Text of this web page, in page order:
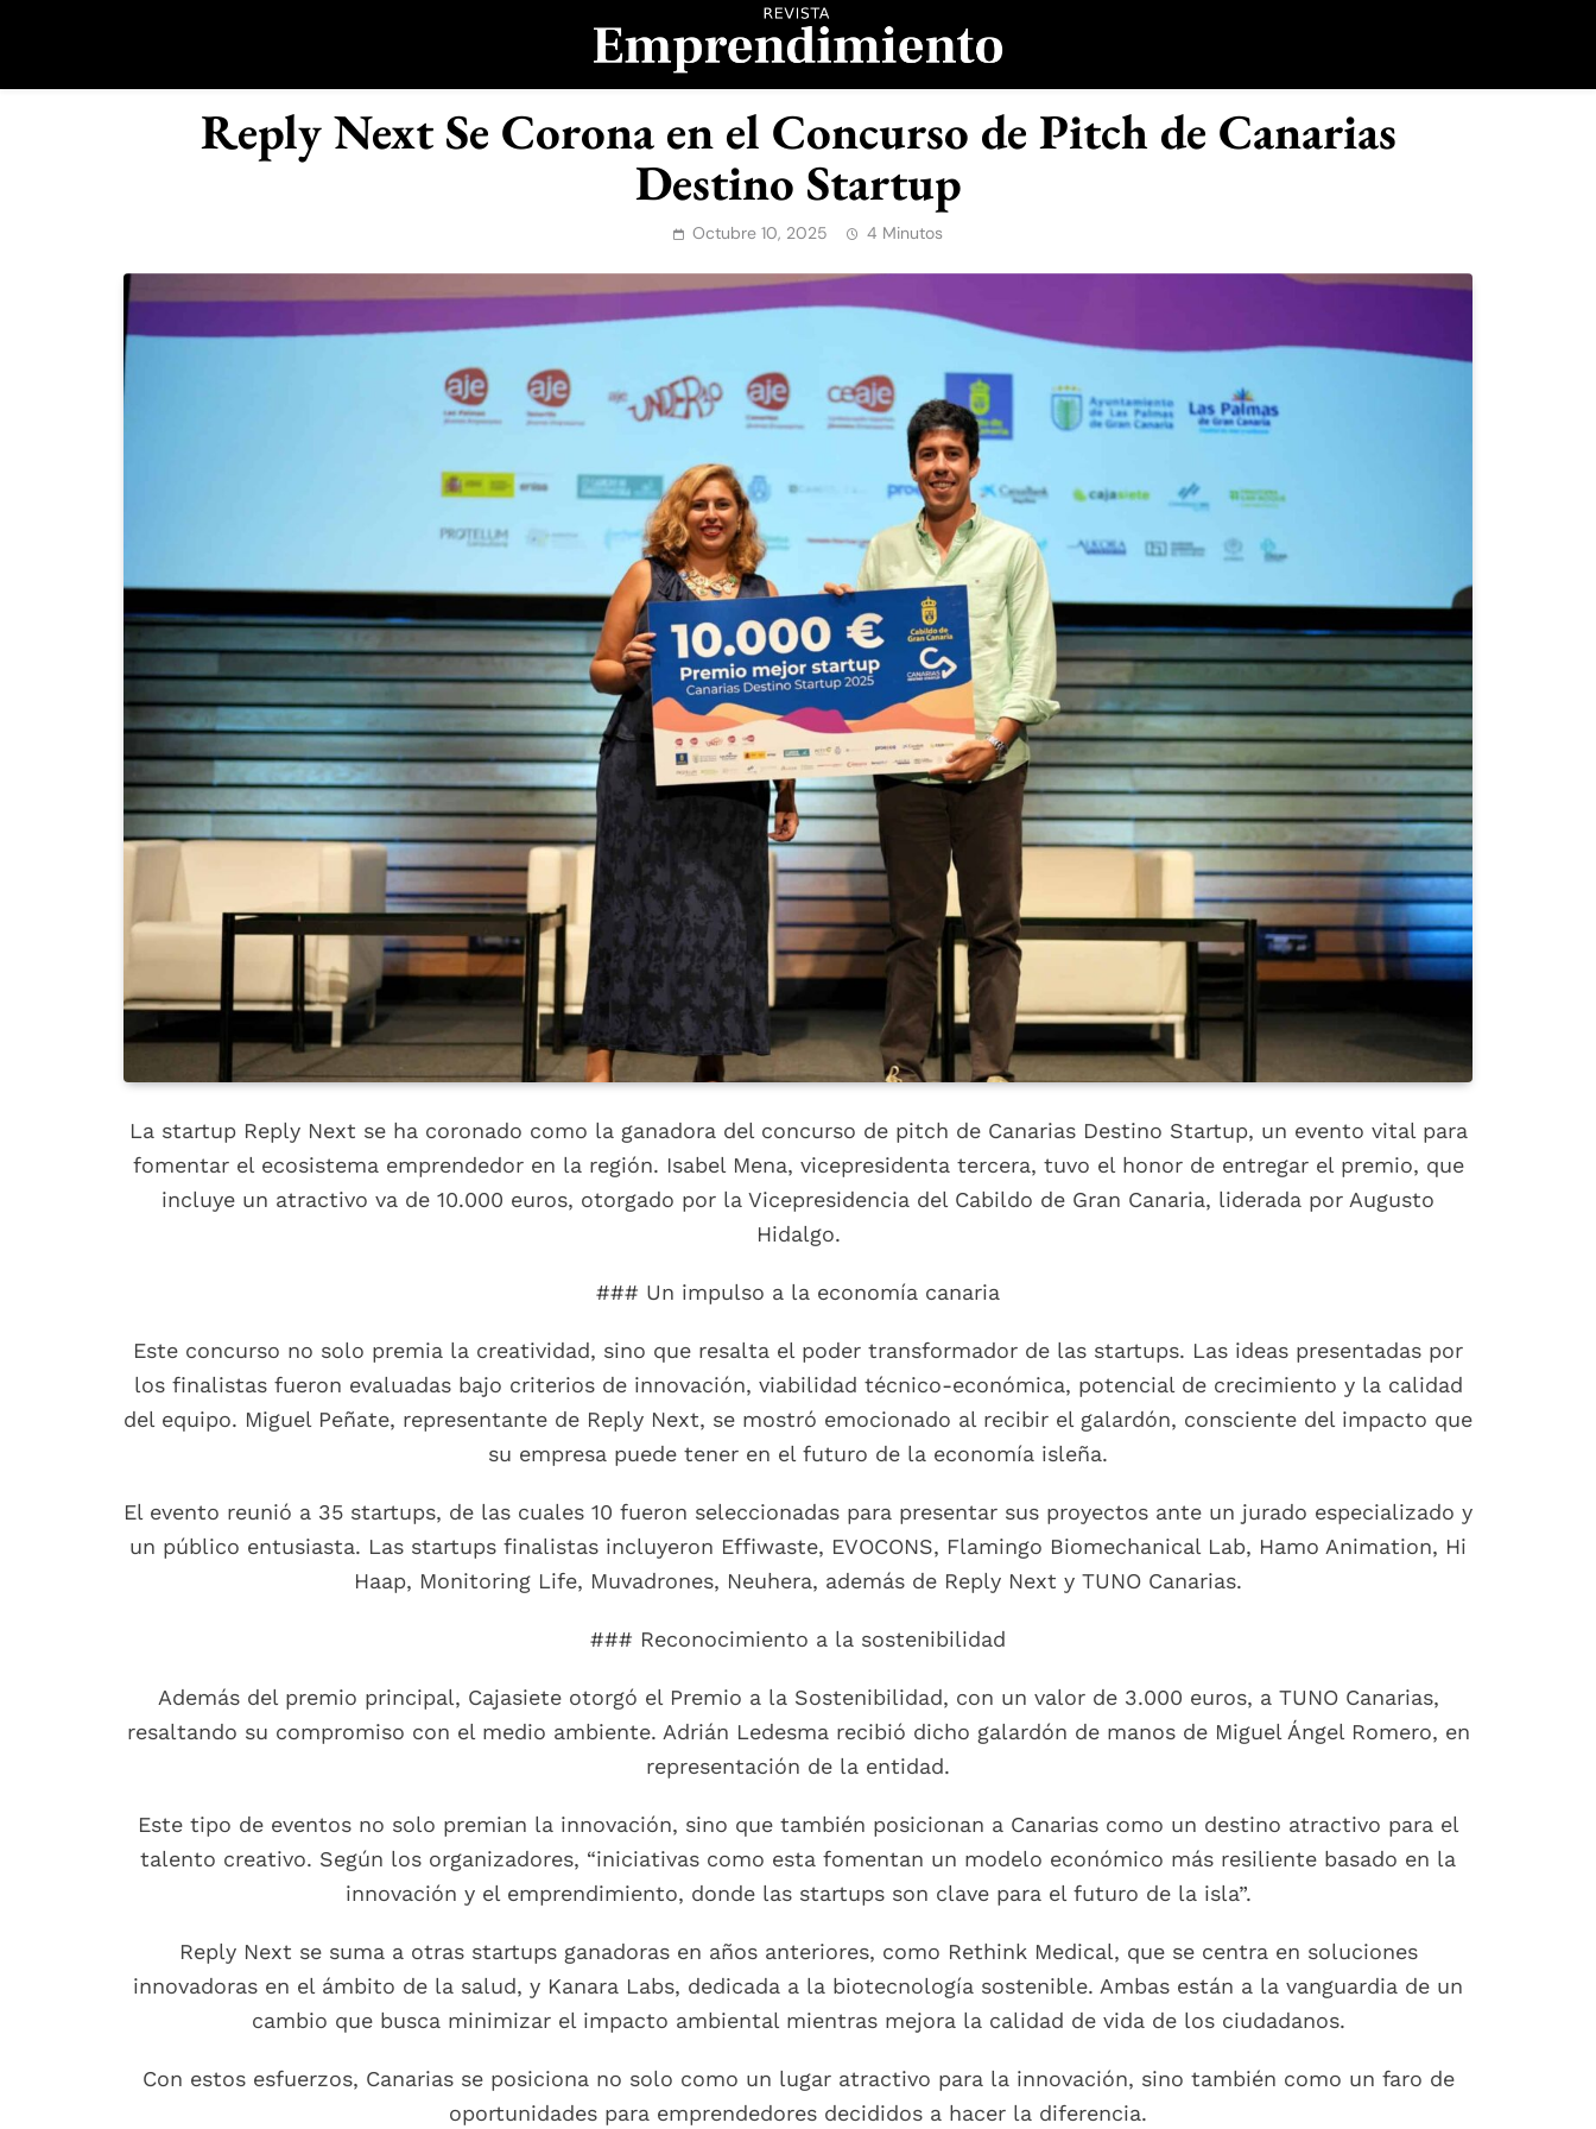
Revista Emprendimiento
Reply Next Se Corona en el Concurso de Pitch de Canarias
Destino Startup
Octubre 10, 2025 4 Minutos
La startup Reply Next se ha coronado como la ganadora del concurso de pitch de Canarias Destino Startup, un evento vital para
fomentar el ecosistema emprendedor en la región. Isabel Mena, vicepresidenta tercera, tuvo el honor de entregar el premio, que
incluye un atractivo va de 10.000 euros, otorgado por la Vicepresidencia del Cabildo de Gran Canaria, liderada por Augusto
Hidalgo.
### Un impulso a la economía canaria
Este concurso no solo premia la creatividad, sino que resalta el poder transformador de las startups. Las ideas presentadas por
los finalistas fueron evaluadas bajo criterios de innovación, viabilidad técnico-económica, potencial de crecimiento y la calidad
del equipo. Miguel Peñate, representante de Reply Next, se mostró emocionado al recibir el galardón, consciente del impacto que
su empresa puede tener en el futuro de la economía isleña.
El evento reunió a 35 startups, de las cuales 10 fueron seleccionadas para presentar sus proyectos ante un jurado especializado y
un público entusiasta. Las startups finalistas incluyeron Effiwaste, EVOCONS, Flamingo Biomechanical Lab, Hamo Animation, Hi
Haap, Monitoring Life, Muvadrones, Neuhera, además de Reply Next y TUNO Canarias.
### Reconocimiento a la sostenibilidad
Además del premio principal, Cajasiete otorgó el Premio a la Sostenibilidad, con un valor de 3.000 euros, a TUNO Canarias,
resaltando su compromiso con el medio ambiente. Adrián Ledesma recibió dicho galardón de manos de Miguel Ángel Romero, en
representación de la entidad.
Este tipo de eventos no solo premian la innovación, sino que también posicionan a Canarias como un destino atractivo para el
talento creativo. Según los organizadores, “iniciativas como esta fomentan un modelo económico más resiliente basado en la
innovación y el emprendimiento, donde las startups son clave para el futuro de la isla”.
Reply Next se suma a otras startups ganadoras en años anteriores, como Rethink Medical, que se centra en soluciones
innovadoras en el ámbito de la salud, y Kanara Labs, dedicada a la biotecnología sostenible. Ambas están a la vanguardia de un
cambio que busca minimizar el impacto ambiental mientras mejora la calidad de vida de los ciudadanos.
Con estos esfuerzos, Canarias se posiciona no solo como un lugar atractivo para la innovación, sino también como un faro de
oportunidades para emprendedores decididos a hacer la diferencia.